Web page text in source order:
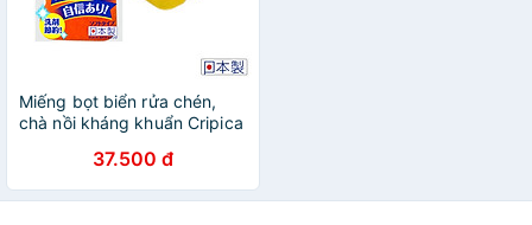
Miếng bọt biển rửa chén,
chà nồi kháng khuẩn Cripica
Nhật Bản (#Made in Japan)
37.500 đ